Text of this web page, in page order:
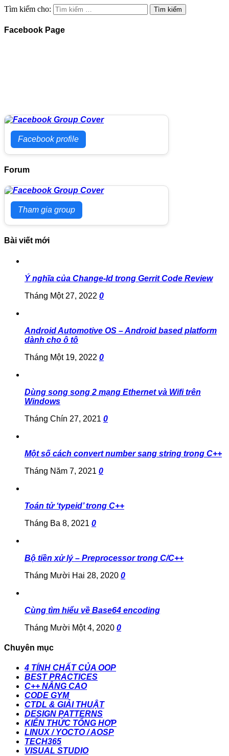
Tìm kiếm cho:
Facebook Page
Facebook profile
Forum
Tham gia group
Bài viết mới
Ý nghĩa của Change-Id trong Gerrit Code Review
Tháng Một 27, 2022 0
Android Automotive OS – Android based platform
dành cho ô tô
Tháng Một 19, 2022 0
Dùng song song 2 mạng Ethernet và Wifi trên
Windows
Tháng Chín 27, 2021 0
Một số cách convert number sang string trong C++
Tháng Năm 7, 2021 0
Toán tử ‘typeid’ trong C++
Tháng Ba 8, 2021 0
Bộ tiền xử lý – Preprocessor trong C/C++
Tháng Mười Hai 28, 2020 0
Cùng tìm hiểu về Base64 encoding
Tháng Mười Một 4, 2020 0
Chuyên mục
4 TÍNH CHẤT CỦA OOP
BEST PRACTICES
C++ NÂNG CAO
CODE GYM
CTDL & GIẢI THUẬT
DESIGN PATTERNS
KIẾN THỨC TỔNG HỢP
LINUX / YOCTO / AOSP
TECH365
VISUAL STUDIO